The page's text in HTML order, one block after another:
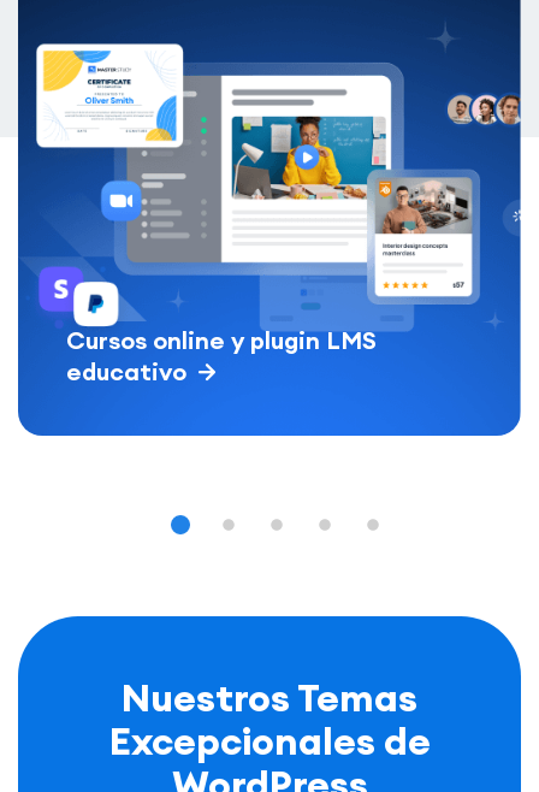
Cursos online y plugin LMS
educativo
Nuestros Temas
Excepcionales de